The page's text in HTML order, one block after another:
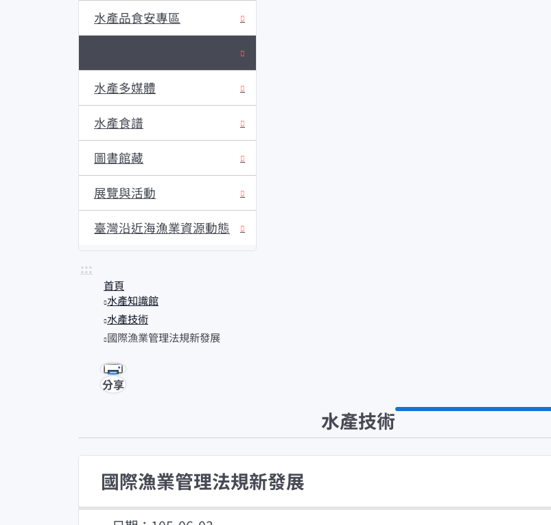
水產品食安專區
水產多媒體
水產食譜
圖書館藏
展覽與活動
臺灣沿近海漁業資源動態
:::
首頁
水產知識館
水產技術
國際漁業管理法規新發展
分享
水產技術
國際漁業管理法規新發展